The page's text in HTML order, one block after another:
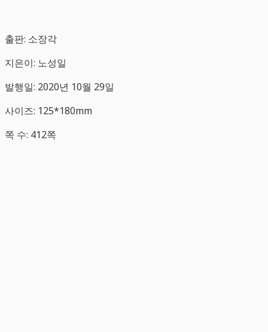
출판: 소장각
지은이: 노성일
발행일: 2020년 10월 29일
사이즈: 125*180mm
쪽 수: 412쪽